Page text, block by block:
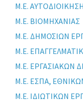
Μ.Ε.
Μ.Ε. ΒΙΟΜΗΧΑΝΙΑΣ
Μ.Ε. ΔΗΜΟΣΙΩΝ
Μ.Ε.
Μ.Ε. ΕΡΓΑΣΙΑΚΩΝ
Μ.Ε. ΕΣΠΑ,
Μ.Ε. ΙΔΙΩΤΙΚΩΝ